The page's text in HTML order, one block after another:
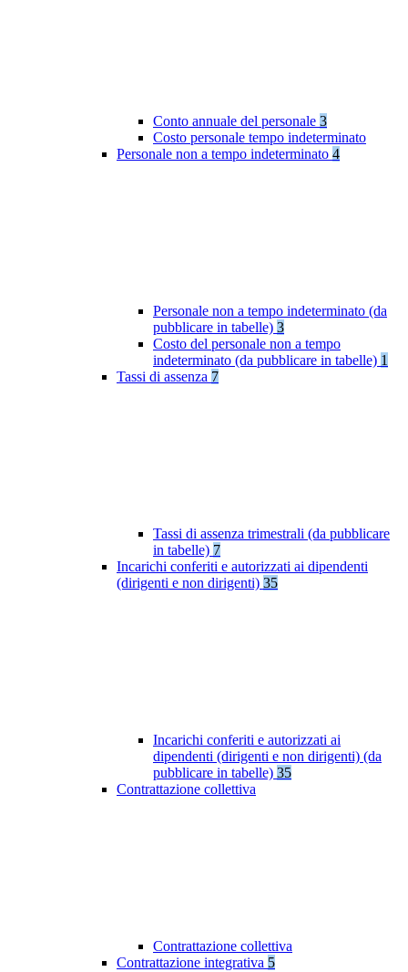
Conto annuale del personale 3
Costo personale tempo indeterminato
Personale non a tempo indeterminato 4
Personale non a tempo indeterminato (da
pubblicare in tabelle) 3
Costo del personale non a tempo
indeterminato (da pubblicare in tabelle) 1
Tassi di assenza 7
Tassi di assenza trimestrali (da pubblicare
in tabelle) 7
Incarichi conferiti e autorizzati ai dipendenti
(dirigenti e non dirigenti) 35
Incarichi conferiti e autorizzati ai
dipendenti (dirigenti e non dirigenti) (da
pubblicare in tabelle) 35
Contrattazione collettiva
Contrattazione collettiva
Contrattazione integrativa 5